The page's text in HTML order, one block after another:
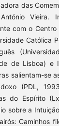
das
Vieira.
com o Centro
Católica
de Lisboa) e
salientam-se
(PDL,
do Espírito
sobre a
Caminhos